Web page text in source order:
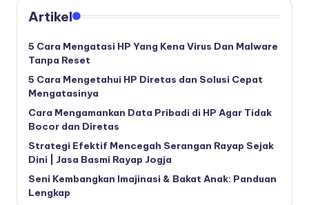
Artikel
5 Cara Mengatasi HP Yang Kena Virus Dan Malware
Tanpa Reset
5 Cara Mengetahui HP Diretas dan Solusi Cepat
Mengatasinya
Cara Mengamankan Data Pribadi di HP Agar Tidak
Bocor dan Diretas
Strategi Efektif Mencegah Serangan Rayap Sejak
Dini | Jasa Basmi Rayap Jogja
Seni Kembangkan Imajinasi & Bakat Anak: Panduan
Lengkap